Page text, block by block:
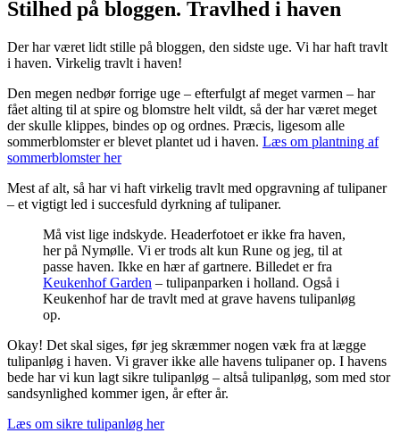
Stilhed på bloggen. Travlhed i haven
Der har været lidt stille på bloggen, den sidste uge. Vi har haft travlt
i haven. Virkelig travlt i haven!
Den megen nedbør forrige uge – efterfulgt af meget varmen – har
fået alting til at spire og blomstre helt vildt, så der har været meget
der skulle klippes, bindes op og ordnes. Præcis, ligesom alle
sommerblomster er blevet plantet ud i haven. Læs om plantning af
sommerblomster her
Mest af alt, så har vi haft virkelig travlt med opgravning af tulipaner
– et vigtigt led i succesfuld dyrkning af tulipaner.
Må vist lige indskyde. Headerfotoet er ikke fra haven,
her på Nymølle. Vi er trods alt kun Rune og jeg, til at
passe haven. Ikke en hær af gartnere. Billedet er fra
Keukenhof Garden – tulipanparken i holland. Også i
Keukenhof har de travlt med at grave havens tulipanløg
op.
Okay! Det skal siges, før jeg skræmmer nogen væk fra at lægge
tulipanløg i haven. Vi graver ikke alle havens tulipaner op. I havens
bede har vi kun lagt sikre tulipanløg – altså tulipanløg, som med stor
sandsynlighed kommer igen, år efter år.
Læs om sikre tulipanløg her